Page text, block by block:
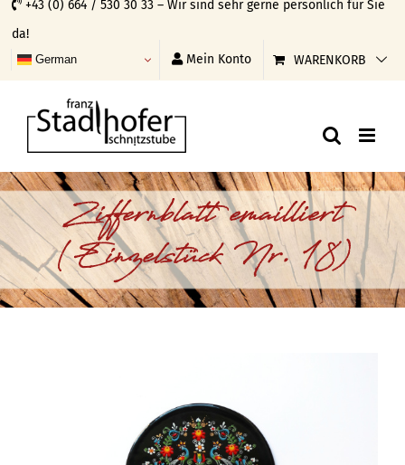
Skip
to
content
+43 (0) 664 / 530 30 33 – Wir sind sehr gerne persönlich für Sie
da!
German Mein Konto WARENKORB
Ziffernblatt emailliert
(Einzelstück Nr. 18)